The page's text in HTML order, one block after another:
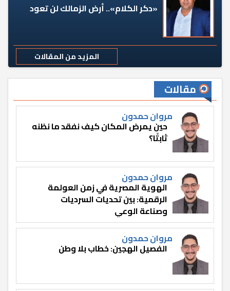
«دكر الكلام».. أرض الزمالك لن تعود
المزيد من المقالات
مقالات
مروان حمدون
حين يمرض المكان كيف نفقد ما نظنه
ثابتًا؟
مروان حمدون
الهوية المصرية في زمن العولمة
الرقمية: بين تحديات السرديات
وصناعة الوعي
مروان حمدون
الفصيل الهجين: خطاب بلا وطن